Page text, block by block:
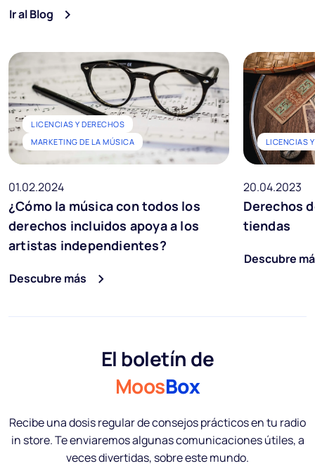
Ir al Blog
LICENCIAS Y DERECHOS
MARKETING DE LA MÚSICA
01.02.2024
¿Cómo la música con todos los
derechos incluidos apoya a los
artistas independientes?
Descubre más
LICENCIAS
20.04.2023
Derechos
tiendas
Descubre
El boletín de
MoosBox
Recibe una dosis regular de consejos prácticos en tu radio
in store. Te enviaremos algunas comunicaciones útiles, a
veces divertidas, sobre este mundo.